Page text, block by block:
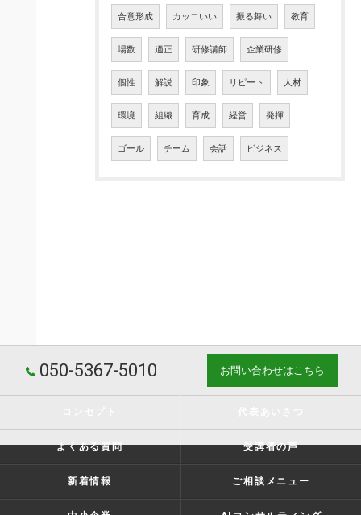
合意形成 カッコいい 振る舞い 教育
場数 適正 研修講師 企業研修
個性 解説 印象 リピート 人材
環境 組織 育成 経営 発揮
ゴール チーム 会話 ビジネス
050-5367-5010 お問い合わせはこちら
よくある質問 受講者の声
新着情報 ご相談メニュー